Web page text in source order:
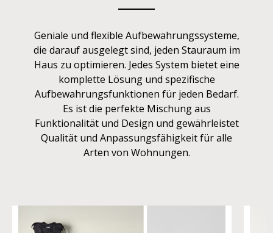
Geniale und flexible Aufbewahrungssysteme,
die darauf ausgelegt sind, jeden Stauraum im
Haus zu optimieren. Jedes System bietet eine
komplette Lösung und spezifische
Aufbewahrungsfunktionen für jeden Bedarf.
Es ist die perfekte Mischung aus
Funktionalität und Design und gewährleistet
Qualität und Anpassungsfähigkeit für alle
Arten von Wohnungen.